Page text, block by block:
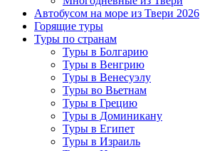
Автобусом на море из Твери 2026
Горящие туры
Туры по странам
Туры в Болгарию
Туры в Венгрию
Туры в Венесуэлу
Туры во Вьетнам
Туры в Грецию
Туры в Доминикану
Туры в Египет
Туры в Израиль